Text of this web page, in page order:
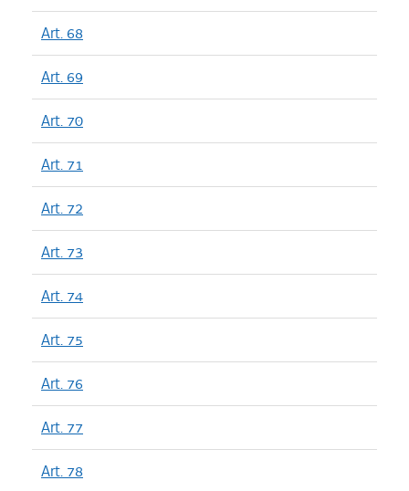
Art. 68
Art. 69
Art. 70
Art. 71
Art. 72
Art. 73
Art. 74
Art. 75
Art. 76
Art. 77
Art. 78